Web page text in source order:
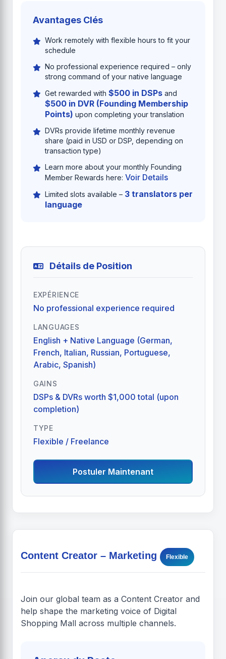
Avantages Clés
Work remotely with flexible hours to fit your
schedule
No professional experience required – only
strong command of your native language
Get rewarded with $500 in DSPs and
$500 in DVR (Founding Membership
Points) upon completing your translation
DVRs provide lifetime monthly revenue
share (paid in USD or DSP, depending on
transaction type)
Learn more about your monthly Founding
Member Rewards here: Voir Details
Limited slots available – 3 translators per
language
Détails de Position
EXPÉRIENCE
No professional experience required
LANGUAGES
English + Native Language (German,
French, Italian, Russian, Portuguese,
Arabic, Spanish)
GAINS
DSPs & DVRs worth $1,000 total (upon
completion)
TYPE
Flexible / Freelance
Postuler Maintenant
Content Creator – Marketing Flexible
Join our global team as a Content Creator and
help shape the marketing voice of Digital
Shopping Mall across multiple channels.